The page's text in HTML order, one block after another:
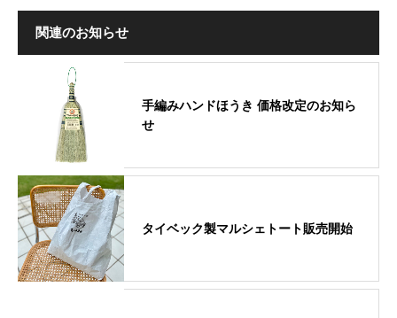
関連のお知らせ
手編みハンドほうき 価格改定のお知ら
せ
タイベック製マルシェトート販売開始